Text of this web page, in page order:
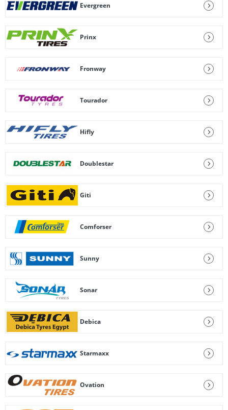
Evergreen
Prinx
Fronway
Tourador
Hifly
Doublestar
Giti
Comforser
Sunny
Sonar
Debica
Starmaxx
Ovation